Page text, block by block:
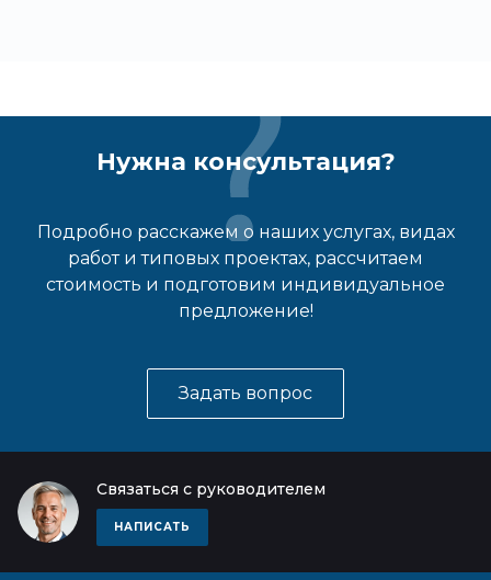
Нужна консультация?
Подробно расскажем о наших услугах, видах
работ и типовых проектах, рассчитаем
стоимость и подготовим индивидуальное
предложение!
Задать вопрос
Связаться с руководителем
НАПИСАТЬ